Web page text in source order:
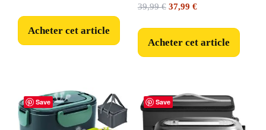
Acheter cet article
39,99€ Le
était :
37,99 €Le
est :
Acheter cet article
Save Save